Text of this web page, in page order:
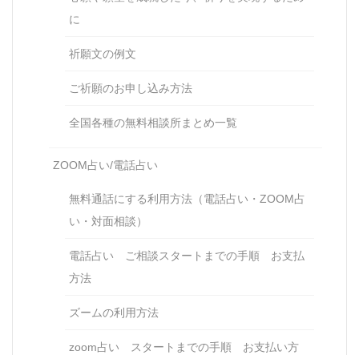
に
祈願文の例文
ご祈願のお申し込み方法
全国各種の無料相談所まとめ一覧
ZOOM占い/電話占い
無料通話にする利用方法（電話占い・ZOOM占
い・対面相談）
電話占い ご相談スタートまでの手順 お支払
方法
ズームの利用方法
zoom占い スタートまでの手順 お支払い方